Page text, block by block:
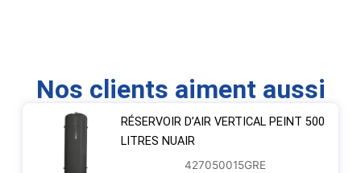
Nos clients aiment aussi
RÉSERVOIR D’AIR VERTICAL PEINT 500
LITRES NUAIR
427050015GRE